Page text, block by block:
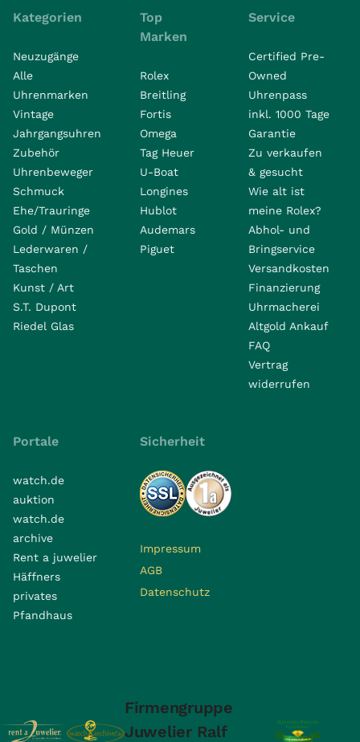
Kategorien
Neuzugänge
Alle
Uhrenmarken
Vintage
Jahrgangsuhren
Zubehör
Uhrenbeweger
Schmuck
Ehe/Trauringe
Gold / Münzen
Lederwaren /
Taschen
Kunst / Art
S.T. Dupont
Riedel Glas
Top
Marken
Rolex
Breitling
Fortis
Omega
Tag Heuer
U-Boat
Longines
Hublot
Audemars
Piguet
Service
Certified Pre-
Owned
Uhrenpass
inkl. 1000 Tage
Garantie
Zu verkaufen
& gesucht
Wie alt ist
meine Rolex?
Abhol- und
Bringservice
Versandkosten
Finanzierung
Uhrmacherei
Altgold Ankauf
FAQ
Vertrag
widerrufen
Portale
watch.de
auktion
watch.de
archive
Rent a juwelier
Häffners
privates
Pfandhaus
Sicherheit
Impressum
AGB
Datenschutz
Firmengruppe
Juwelier Ralf